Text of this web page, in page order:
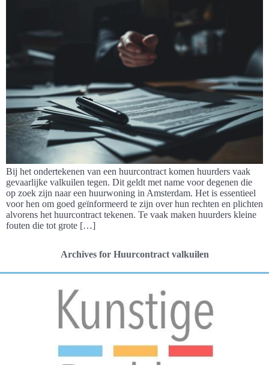
Bij het ondertekenen van een huurcontract komen huurders vaak
gevaarlijke valkuilen tegen. Dit geldt met name voor degenen die
op zoek zijn naar een huurwoning in Amsterdam. Het is essentieel
voor hen om goed geïnformeerd te zijn over hun rechten en plichten
alvorens het huurcontract tekenen. Te vaak maken huurders kleine
fouten die tot grote […]
Archives for Huurcontract valkuilen